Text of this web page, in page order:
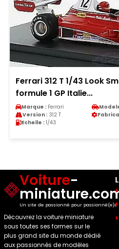
Ferrari 312 T 1/43 Look
formule 1 GP Italie...
Marque : Ferrari
Version : 312 T
Echelle : 1/43
Voiture-
Un site de passionné pour passionné(e)s
Découvrez la voiture miniature
sous toutes ses formes sur le
plus grand site du monde dédié
aux passionnés de modèles